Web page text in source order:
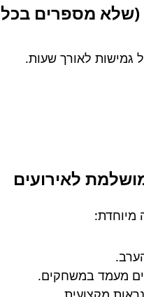
(שלא מספרים
גמישות לאורך שעות.
לאירועים
מיוחדת:
מעמד במשחקים.